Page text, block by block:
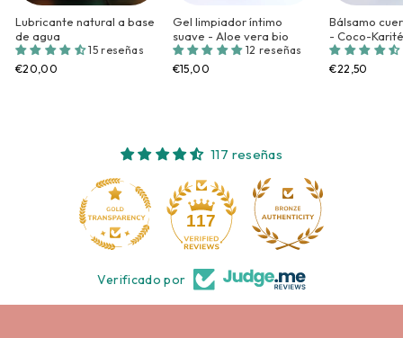
Lubricante natural a base
de agua
15 reseñas
€20,00
Gel limpiador íntimo
suave - Aloe vera bio
12 reseñas
€15,00
Bálsamo
- Coco-
€22,50
117 reseñas
117
Verificado por